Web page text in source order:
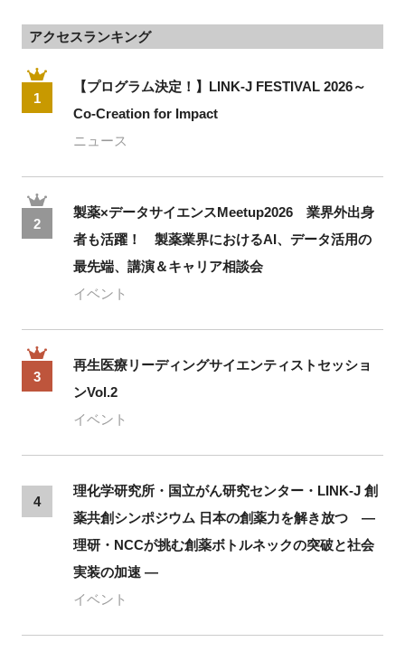
アクセスランキング
1
【プログラム決定！】LINK-J FESTIVAL 2026～
Co-Creation for Impact
ニュース
2
製薬×データサイエンスMeetup2026 業界外出身
者も活躍！ 製薬業界におけるAI、データ活用の
最先端、講演＆キャリア相談会
イベント
3
再生医療リーディングサイエンティストセッショ
ンVol.2
イベント
4
理化学研究所・国立がん研究センター・LINK-J 創
薬共創シンポジウム 日本の創薬力を解き放つ ―
理研・NCCが挑む創薬ボトルネックの突破と社会
実装の加速 ―
イベント